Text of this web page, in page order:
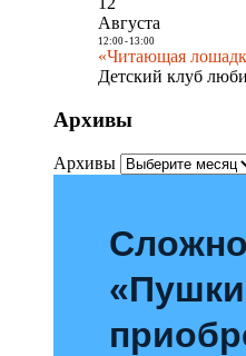
Августа
12:00- 13:00
«Читающая
Детский клуб
Архивы
Архивы